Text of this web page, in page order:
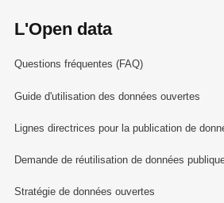
L'Open data
Questions fréquentes (FAQ)
Guide d'utilisation des données ouvertes
Lignes directrices pour la publication de
Demande de réutilisation de données
Stratégie de données ouvertes